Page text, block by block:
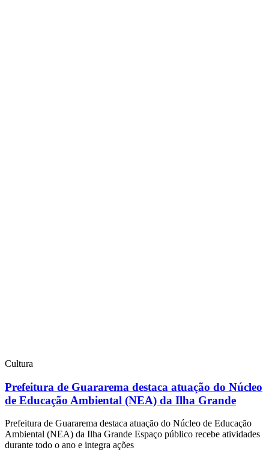
Cultura
Prefeitura de Guararema destaca atuação do Núcleo
de Educação Ambiental (NEA) da Ilha Grande
Prefeitura de Guararema destaca atuação do Núcleo de Educação
Ambiental (NEA) da Ilha Grande Espaço público recebe atividades
durante todo o ano e integra ações